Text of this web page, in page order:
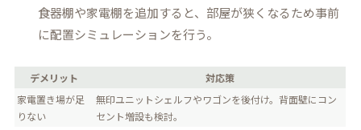
食器棚や家電棚を追加すると、部屋が狭くなるため事前
に配置シミュレーションを行う。
デメリット
対応策
家電置き場が足
りない
無印ユニットシェルフやワゴンを後付け。背面壁にコン
セント増設も検討。